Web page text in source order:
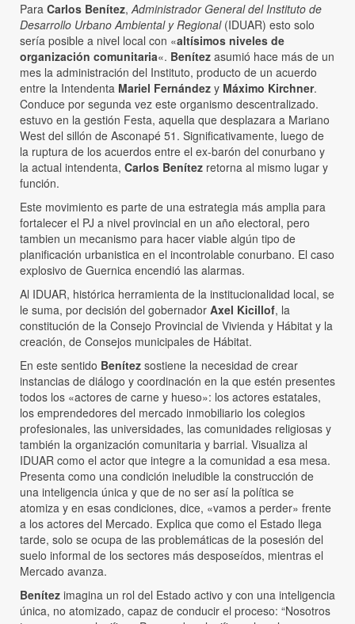
Para Carlos Benítez,Administrador General del Instituto de
Desarrollo Urbano Ambiental y Regional(IDUAR) esto solo
sería posible a nivel local con «altísimos niveles de
organización comunitaria«. Benítez asumió hace más de un
mes la administración del Instituto, producto de un acuerdo
entre la Intendenta Mariel Fernández y Máximo Kirchner.
Conduce por segunda vez este organismo descentralizado.
estuvo en la gestión Festa, aquella que desplazara a Mariano
West del sillón de Asconapé 51. Significativamente, luego de
la ruptura de los acuerdos entre el ex-barón del conurbano y
la actual intendenta, Carlos Benítez retorna al mismo lugar y
función.
Este movimiento es parte de una estrategia más amplia para
fortalecer el PJ a nivel provincial en un año electoral, pero
tambien un mecanismo para hacer viable algún tipo de
planificación urbanistica en el incontrolable conurbano. El caso
explosivo de Guernica encendió las alarmas.
Al IDUAR, histórica herramienta de la institucionalidad local, se
le suma, por decisión del gobernador Axel Kicillof, la
constitución de la Consejo Provincial de Vivienda y Hábitat y la
creación, de Consejos municipales de Hábitat.
En este sentido Benítez sostiene la necesidad de crear
instancias de diálogo y coordinación en la que estén presentes
todos los «actores de carne y hueso»: los actores estatales,
los emprendedores del mercado inmobiliario los colegios
profesionales, las universidades, las comunidades religiosas y
también la organización comunitaria y barrial. Visualiza al
IDUAR como el actor que integre a la comunidad a esa mesa.
Presenta como una condición ineludible la construcción de
una inteligencia única y que de no ser así la política se
atomiza y en esas condiciones, dice, «vamos a perder» frente
a los actores del Mercado. Explica que como el Estado llega
tarde, solo se ocupa de las problemáticas de la posesión del
suelo informal de los sectores más desposeídos, mientras el
Mercado avanza.
Benítez imagina un rol del Estado activo y con una inteligencia
única, no atomizado, capaz de conducir el proceso: “Nosotros